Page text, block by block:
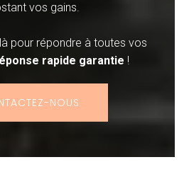
vos gains.
pour répondre à toutes vos
rapide garantie !
NOUS